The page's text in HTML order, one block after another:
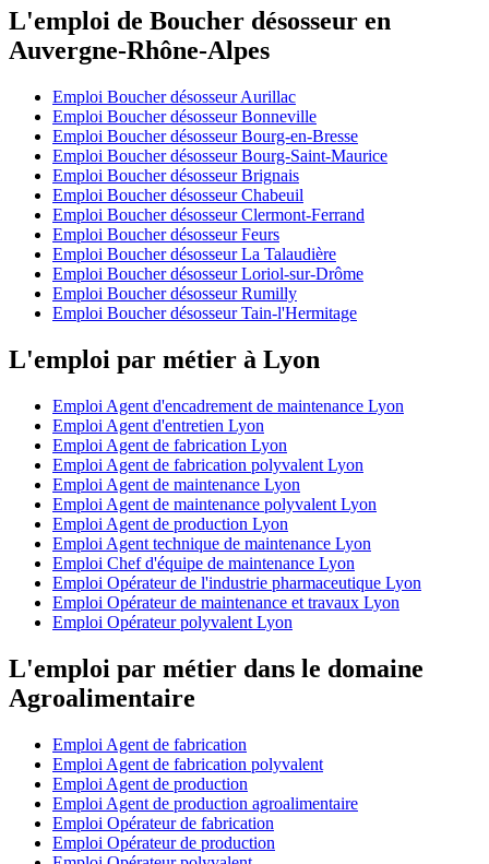
L'emploi de Boucher désosseur en
Auvergne-Rhône-Alpes
Emploi Boucher désosseur Aurillac
Emploi Boucher désosseur Bonneville
Emploi Boucher désosseur Bourg-en-Bresse
Emploi Boucher désosseur Bourg-Saint-Maurice
Emploi Boucher désosseur Brignais
Emploi Boucher désosseur Chabeuil
Emploi Boucher désosseur Clermont-Ferrand
Emploi Boucher désosseur Feurs
Emploi Boucher désosseur La Talaudière
Emploi Boucher désosseur Loriol-sur-Drôme
Emploi Boucher désosseur Rumilly
Emploi Boucher désosseur Tain-l'Hermitage
L'emploi par métier à Lyon
Emploi Agent d'encadrement de maintenance Lyon
Emploi Agent d'entretien Lyon
Emploi Agent de fabrication Lyon
Emploi Agent de fabrication polyvalent Lyon
Emploi Agent de maintenance Lyon
Emploi Agent de maintenance polyvalent Lyon
Emploi Agent de production Lyon
Emploi Agent technique de maintenance Lyon
Emploi Chef d'équipe de maintenance Lyon
Emploi Opérateur de l'industrie pharmaceutique Lyon
Emploi Opérateur de maintenance et travaux Lyon
Emploi Opérateur polyvalent Lyon
L'emploi par métier dans le domaine
Agroalimentaire
Emploi Agent de fabrication
Emploi Agent de fabrication polyvalent
Emploi Agent de production
Emploi Agent de production agroalimentaire
Emploi Opérateur de fabrication
Emploi Opérateur de production